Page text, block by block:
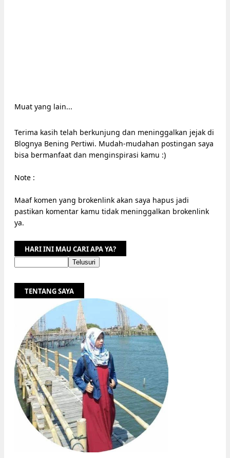
Muat yang lain...
Terima kasih telah berkunjung dan meninggalkan jejak di
Blognya Bening Pertiwi. Mudah-mudahan postingan saya
bisa bermanfaat dan menginspirasi kamu :)
Note :
Maaf komen yang brokenlink akan saya hapus jadi
pastikan komentar kamu tidak meninggalkan brokenlink
ya.
HARI INI MAU CARI APA YA?
TENTANG SAYA